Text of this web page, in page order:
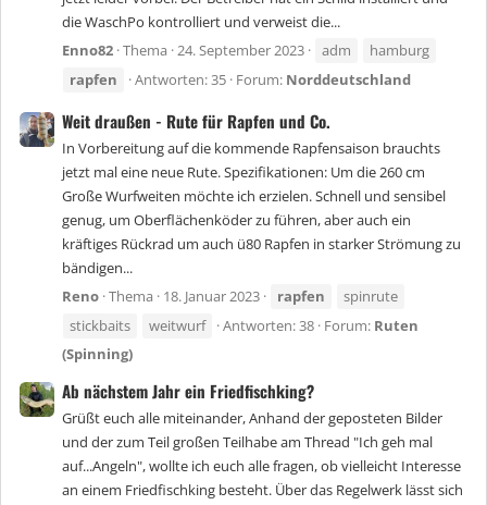
die WaschPo kontrolliert und verweist die...
Enno82 Thema 24. September 2023 adm
hamburg
rapfen
Antworten: 35 Forum: Norddeutschland
Weit draußen - Rute für Rapfen und Co.
In Vorbereitung auf die kommende Rapfensaison brauchts
jetzt mal eine neue Rute. Spezifikationen: Um die 260 cm
Große Wurfweiten möchte ich erzielen. Schnell und sensibel
genug, um Oberflächenköder zu führen, aber auch ein
kräftiges Rückrad um auch ü80 Rapfen in starker Strömung zu
bändigen...
Reno Thema 18. Januar 2023 rapfen
spinrute
stickbaits
weitwurf Antworten: 38 Forum: Ruten
(Spinning)
Ab nächstem Jahr ein Friedfischking?
Grüßt euch alle miteinander, Anhand der geposteten Bilder
und der zum Teil großen Teilhabe am Thread "Ich geh mal
auf...Angeln", wollte ich euch alle fragen, ob vielleicht Interesse
an einem Friedfischking besteht. Über das Regelwerk lässt sich